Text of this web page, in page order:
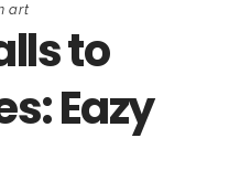
art
to
Eazy